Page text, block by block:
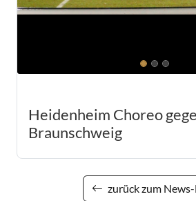
Heidenheim Choreo
Braunschweig
zurück zum News-